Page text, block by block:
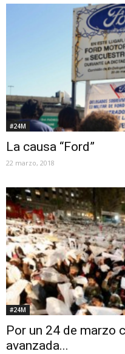
#24M
La causa “Ford”
22 marzo, 2018
#24M
Por un 24 de marzo
avanzada...